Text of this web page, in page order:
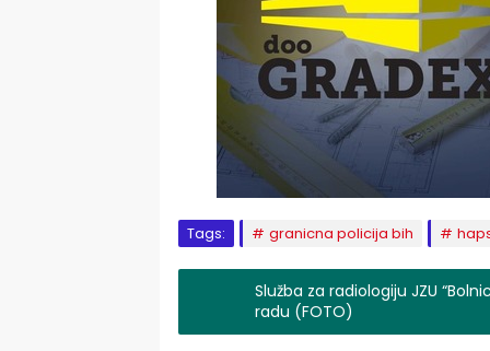
Tags: granicna policija bih
Služba za radiologiju JZU
radu (FOTO)